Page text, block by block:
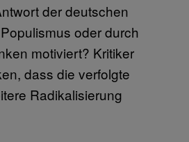
der deutschen
oder durch
motiviert? Kritiker
dass die verfolgte
Radikalisierung